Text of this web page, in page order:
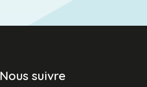
Nous suivre